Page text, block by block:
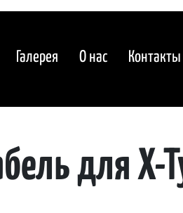
Галерея О нас Контакты
для X-